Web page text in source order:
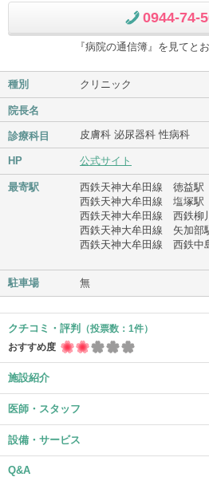
0944-74-
『病院の通信簿』を見てと
種別 クリニック
院長名
診療科目 皮膚科 泌尿器科 性病科
HP 公式サイト
最寄駅
西鉄天神大牟田線 徳益
西鉄天神大牟田線 塩塚
西鉄天神大牟田線 西鉄
西鉄天神大牟田線 矢加
西鉄天神大牟田線 西鉄
駐車場 無
クチコミ・評判 （投票数：1件）
おすすめ度
施設紹介
医師・スタッフ
設備・サービス
Q&A